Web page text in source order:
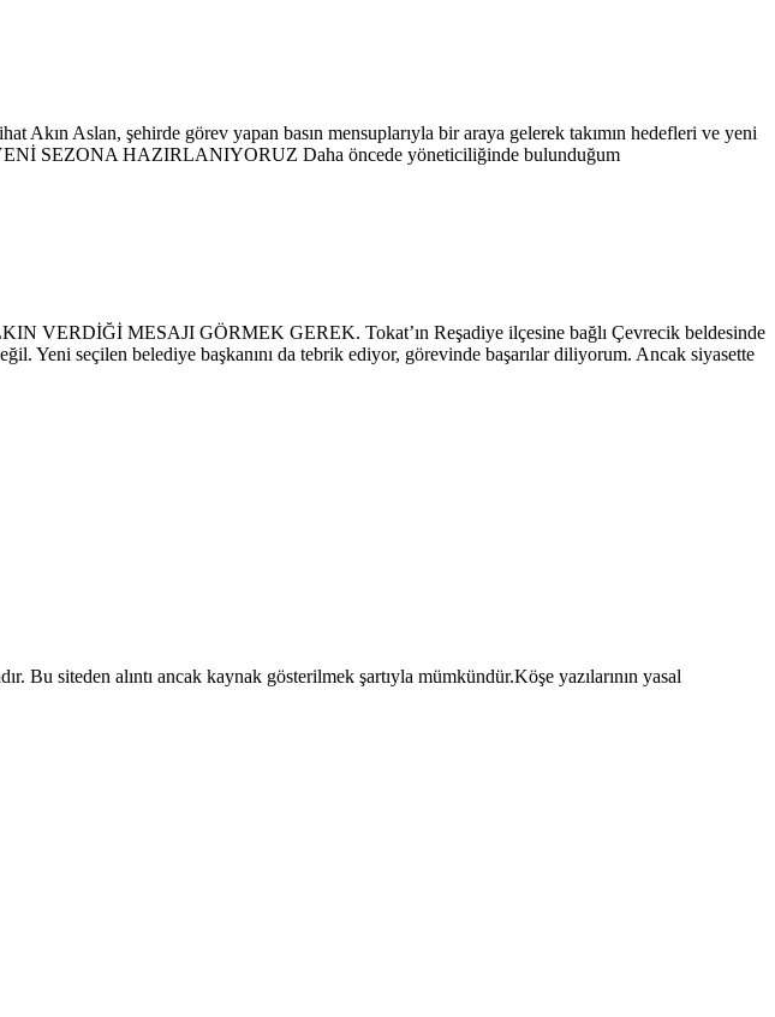
Akın Aslan, şehirde görev yapan basın mensuplarıyla bir araya gelerek takımın hedefleri ve yeni
YENİ SEZONA HAZIRLANIYORUZ Daha öncede yöneticiliğinde bulunduğum
MESAJI GÖRMEK GEREK. Tokat’ın Reşadiye ilçesine bağlı Çevrecik beldesinde
Yeni seçilen belediye başkanını da tebrik ediyor, görevinde başarılar diliyorum. Ancak siyasette
Bu siteden alıntı ancak kaynak gösterilmek şartıyla mümkündür.Köşe yazılarının yasal